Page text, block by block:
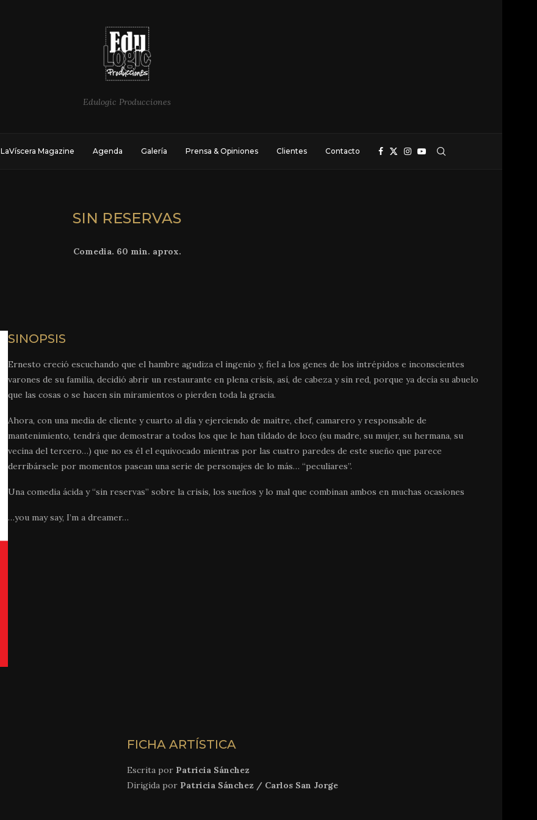
Edulogic Producciones
LaVíscera Magazine Agenda Galería Prensa & Opiniones Clientes Contacto
SIN RESERVAS
Comedia. 60 min. aprox.
SINOPSIS
Ernesto creció escuchando que el hambre agudiza el ingenio y, fiel a los genes de los intrépidos e inconscientes
varones de su familia, decidió abrir un restaurante en plena crisis, así, de cabeza y sin red, porque ya decía su abuelo
que las cosas o se hacen sin miramientos o pierden toda la gracia.
Ahora, con una media de cliente y cuarto al día y ejerciendo de maitre, chef, camarero y responsable de
mantenimiento, tendrá que demostrar a todos los que le han tildado de loco (su madre, su mujer, su hermana, su
vecina del tercero…) que no es él el equivocado mientras por las cuatro paredes de este sueño que parece
derribársele por momentos pasean una serie de personajes de lo más… “peculiares”.
Una comedia ácida y “sin reservas” sobre la crisis, los sueños y lo mal que combinan ambos en muchas ocasiones
…you may say, I’m a dreamer…
FICHA ARTÍSTICA
Escrita por Patricia Sánchez
Dirigida por Patricia Sánchez / Carlos San Jorge